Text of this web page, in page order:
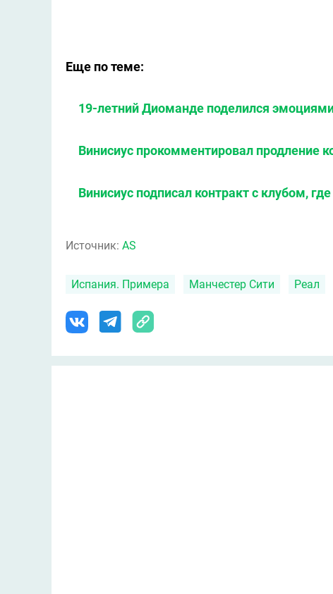
Еще по теме:
19-летний Диоманде поделился
Винисиус прокомментировал продление
Винисиус подписал контракт с клубом,
Источник: AS
Испания. Примера Манчестер Сити Реал